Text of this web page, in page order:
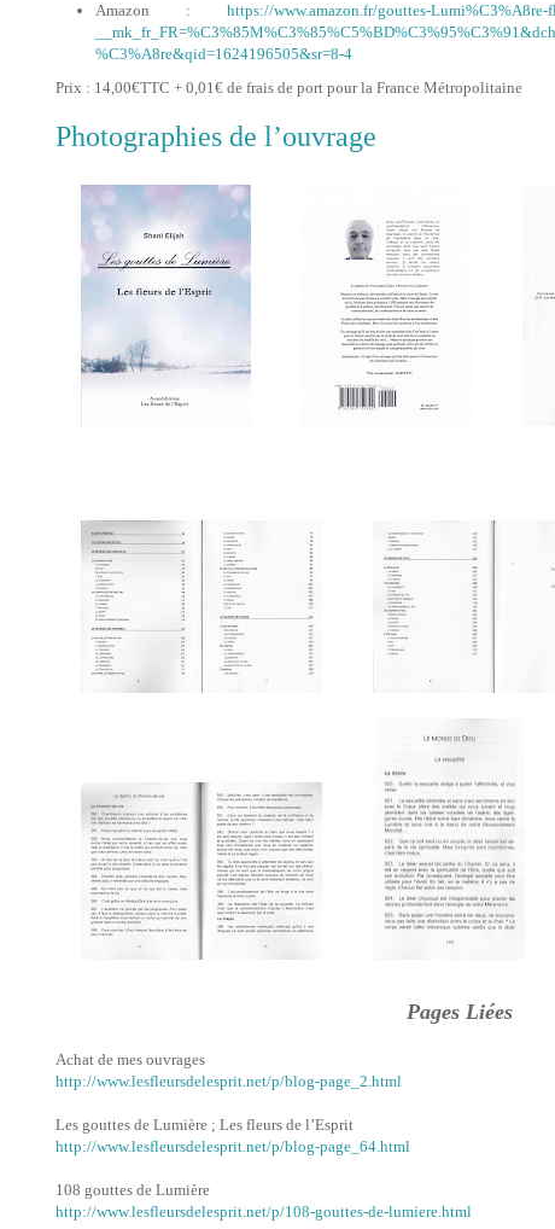
Amazon : https://www.amazon.fr/gouttes-
%C3%A8re&qid=1624196505&sr=8-4
Prix : 14,00€TTC + 0,01€ de frais de port pour la France Métropolitaine
Photographies de l’ouvrage
Pages Liées
Achat de mes ouvrages
http://www.lesfleursdelesprit.net/p/blog-page_2.html
Les gouttes de Lumière ; Les fleurs de l’Esprit
http://www.lesfleursdelesprit.net/p/blog-page_64.html
108 gouttes de Lumière
http://www.lesfleursdelesprit.net/p/108-gouttes-de-lumiere.html